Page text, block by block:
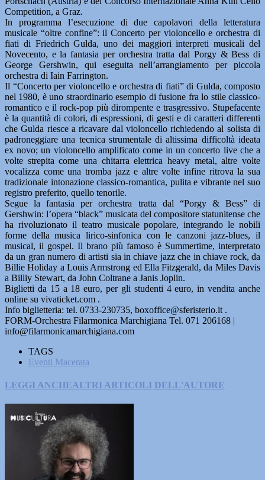
Competition, a Graz.
In programma l’esecuzione di due capolavori della letteratura
musicale “oltre confine”: il Concerto per violoncello e orchestra di
fiati di Friedrich Gulda, uno dei maggiori interpreti musicali del
Novecento, e la fantasia per orchestra tratta dal Porgy & Bess di
George Gershwin, qui eseguita nell’arrangiamento per piccola
orchestra di Iain Farrington.
Il “Concerto per violoncello e orchestra di fiati” di Gulda, composto
nel 1980, è uno straordinario esempio di fusione fra lo stile classico-
romantico e il rock-pop più dirompente e trasgressivo. Stupefacente
è la quantità di colori, di espressioni, di gesti e di caratteri differenti
che Gulda riesce a ricavare dal violoncello richiedendo al solista di
padroneggiare una tecnica strumentale di altissima difficoltà ideata
ex novo; un violoncello amplificato come in un concerto live che a
volte strepita come una chitarra elettrica heavy metal, altre volte
vocalizza come una tromba jazz e altre volte infine ritrova la sua
tradizionale intonazione classico-romantica, pulita e vibrante nel suo
registro preferito, quello tenorile.
Segue la fantasia per orchestra tratta dal “Porgy & Bess” di
Gershwin: l’opera “black” musicata del compositore statunitense che
ha rivoluzionato il teatro musicale popolare, integrando le nobili
forme della musica lirico-sinfonica con le canzoni jazz-blues, il
musical, il gospel. Il brano più famoso è Summertime, interpretato
da un gran numero di artisti sia in chiave jazz che in chiave rock, da
Billie Holiday a Louis Armstrong ed Ella Fitzgerald, da Miles Davis
a Billiy Stewart, da John Coltrane a Janis Joplin.
Biglietti da 15 a 18 euro, per gli studenti 4 euro, in vendita anche
online su vivaticket.com .
Info biglietteria: tel. 0733-230735, boxoffice@sferisterio.it .
FORM-Orchestra Filarmonica Marchigiana Tel. 071 206168 |
info@filarmonicamarchigiana.com
TAGS
Eventi Macerata
LEGGI ANCHEALTRI ARTICOLI DELL'AUTORE